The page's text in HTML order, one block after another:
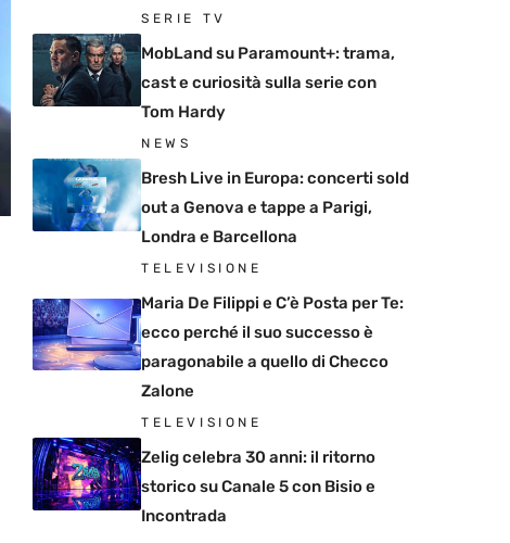
SERIE TV
MobLand su Paramount+: trama,
cast e curiosità sulla serie con
Tom Hardy
NEWS
Bresh Live in Europa: concerti sold
out a Genova e tappe a Parigi,
Londra e Barcellona
TELEVISIONE
Maria De Filippi e C’è Posta per Te:
ecco perché il suo successo è
paragonabile a quello di Checco
Zalone
TELEVISIONE
Zelig celebra 30 anni: il ritorno
storico su Canale 5 con Bisio e
Incontrada